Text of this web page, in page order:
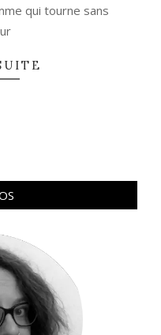
qui tourne sans